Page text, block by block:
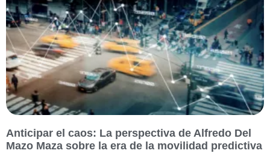
Anticipar el caos: La perspectiva de Alfredo Del
Mazo Maza sobre la era de la movilidad predictiva